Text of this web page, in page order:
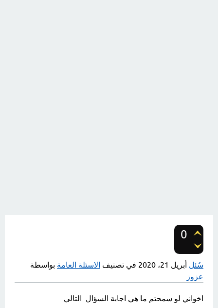
0
سُئل أبريل 21، 2020 في تصنيف الاسئلة العامة بواسطة
عزوز
اخواني لو سمحتم ما هي اجابة السؤال التالي